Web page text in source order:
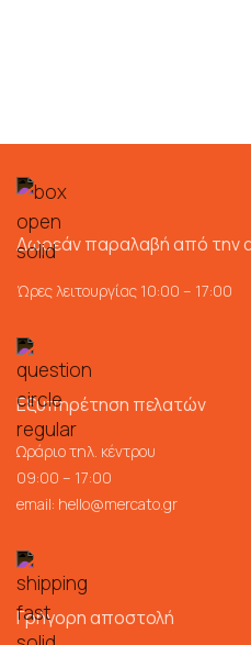
Δωρεάν παραλαβή από την
Ώρες λειτουργίας 10:00 – 17:00
Εξυπηρέτηση πελατών
Ωράριο τηλ. κέντρου
09:00 – 17:00
email: hello@mercato.gr
Γρήγορη αποστολή